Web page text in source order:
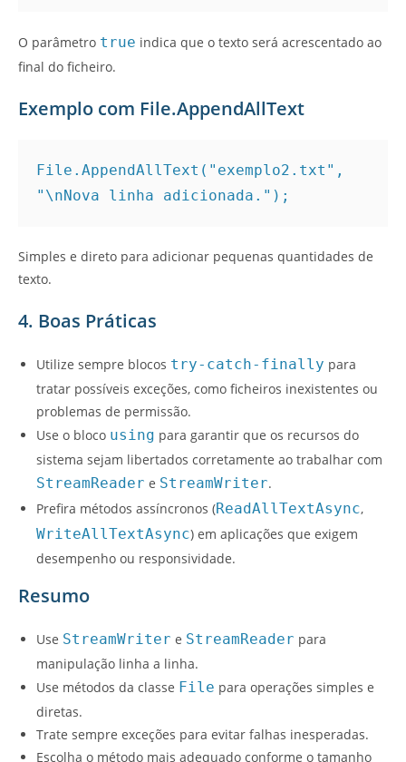
O parâmetro true indica que o texto será acrescentado ao
final do ficheiro.
Exemplo com File.AppendAllText
File.AppendAllText("exemplo2.txt",
"\nNova linha adicionada.");
Simples e direto para adicionar pequenas quantidades de
texto.
4. Boas Práticas
Utilize sempre blocos try-catch-finally para
tratar possíveis exceções, como ficheiros inexistentes ou
problemas de permissão.
Use o bloco using para garantir que os recursos do
sistema sejam libertados corretamente ao trabalhar com
StreamReader e StreamWriter.
Prefira métodos assíncronos (ReadAllTextAsync,
WriteAllTextAsync) em aplicações que exigem
desempenho ou responsividade.
Resumo
Use StreamWriter e StreamReader para
manipulação linha a linha.
Use métodos da classe File para operações simples e
diretas.
Trate sempre exceções para evitar falhas inesperadas.
Escolha o método mais adequado conforme o tamanho